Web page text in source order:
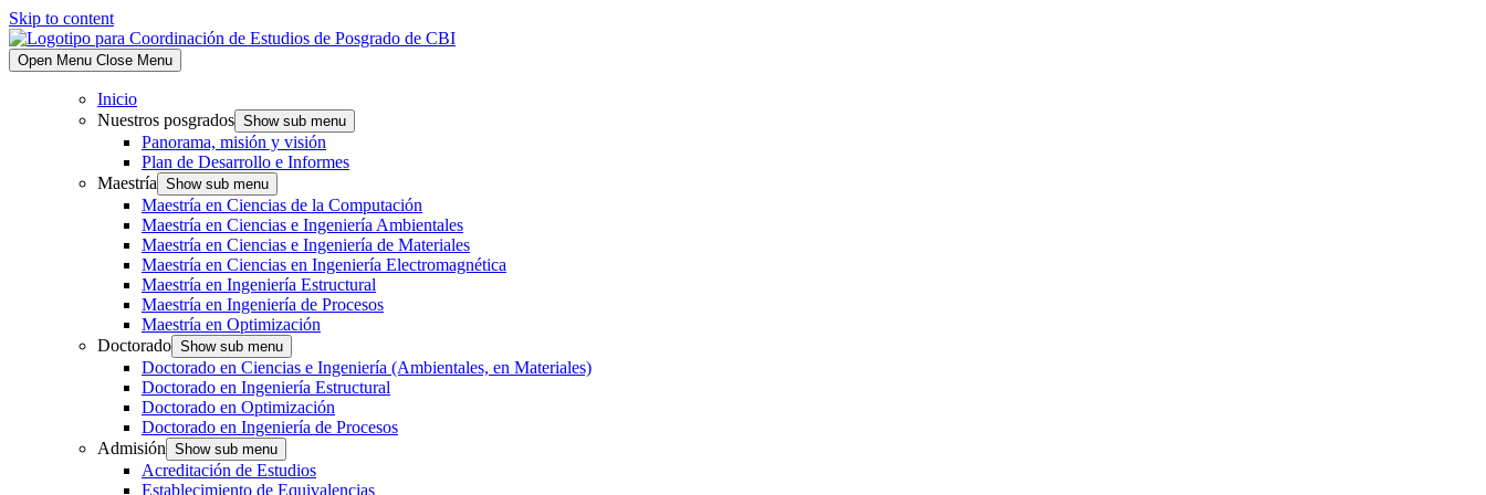
Skip to content
Open Menu Close Menu
Inicio
Nuestros posgrados Show sub menu
Panorama, misión y visión
Plan de Desarrollo e Informes
Maestría Show sub menu
Maestría en Ciencias de la Computación
Maestría en Ciencias e Ingeniería Ambientales
Maestría en Ciencias e Ingeniería de Materiales
Maestría en Ciencias en Ingeniería Electromagnética
Maestría en Ingeniería Estructural
Maestría en Ingeniería de Procesos
Maestría en Optimización
Doctorado Show sub menu
Doctorado en Ciencias e Ingeniería (Ambientales, en Materiales)
Doctorado en Ingeniería Estructural
Doctorado en Optimización
Doctorado en Ingeniería de Procesos
Admisión Show sub menu
Acreditación de Estudios
Establecimiento de Equivalencias